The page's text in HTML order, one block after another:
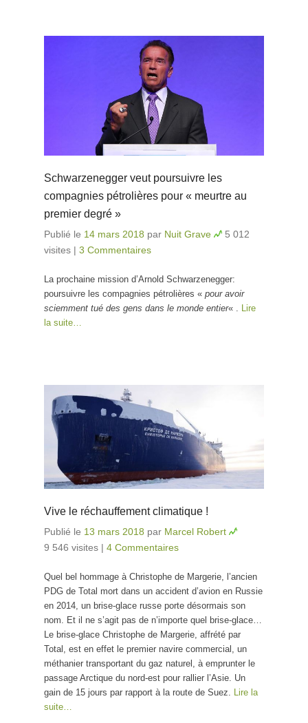
Schwarzenegger veut poursuivre les
compagnies pétrolières pour « meurtre au
premier degré »
Publié le 14 mars 2018 par Nuit Grave
5 012
visites | 3 Commentaires
La prochaine mission d’Arnold Schwarzenegger:
poursuivre les compagnies pétrolières « pour avoir
sciemment tué des gens dans le monde entier« .
Lire
la suite…
Vive le réchauffement climatique !
Publié le 13 mars 2018 par Marcel Robert
9 546 visites | 4 Commentaires
Quel bel hommage à Christophe de Margerie, l’ancien
PDG de Total mort dans un accident d’avion en Russie
en 2014, un brise-glace russe porte désormais son
nom. Et il ne s’agit pas de n’importe quel brise-glace…
Le brise-glace Christophe de Margerie, affrété par
Total, est en effet le premier navire commercial, un
méthanier transportant du gaz naturel, à emprunter le
passage Arctique du nord-est pour rallier l’Asie. Un
gain de 15 jours par rapport à la route de Suez. Lire la
suite…